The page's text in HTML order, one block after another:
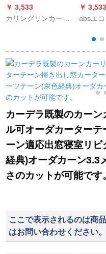
￥ 3,533
カリングリンカーン
グリングリングリン
グ40个オーバーンダ
リング40匹
￥ 3,533
absエ
机通风
ケース
カーデラ既製のカー
ル可オーダカーター
ーン適応出窓寝室リ
経典)オーダカーン3.3
さのカットが可能です
ここで表示されるのは商
はお問い合わせください。